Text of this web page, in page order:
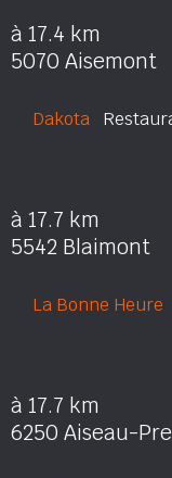
à 17.4 km
5070 Aisemont
Dakota
à 17.7 km
5542 Blaimont
La Bonne Heure
à 17.7 km
6250 Aiseau-